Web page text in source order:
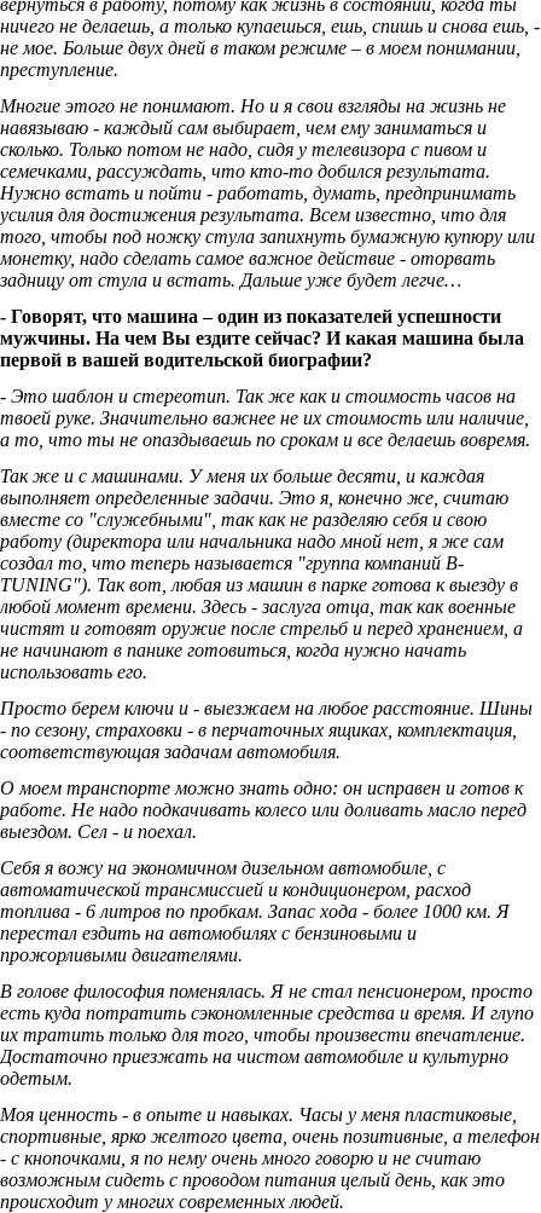
ничего не делаешь, а только купаешься, ешь, спишь и снова ешь, -
не мое. Больше двух дней в таком режиме – в моем понимании,
преступление.
Многие этого не понимают. Но и я свои взгляды на жизнь не
навязываю - каждый сам выбирает, чем ему заниматься и
сколько. Только потом не надо, сидя у телевизора с пивом и
семечками, рассуждать, что кто-то добился результата.
Нужно встать и пойти - работать, думать, предпринимать
усилия для достижения результата. Всем известно, что для
того, чтобы под ножку стула запихнуть бумажную купюру или
монетку, надо сделать самое важное действие - оторвать
задницу от стула и встать. Дальше уже будет легче…
- Говорят, что машина – один из показателей успешности
мужчины. На чем Вы ездите сейчас? И какая машина была
первой в вашей водительской биографии?
- Это шаблон и стереотип. Так же как и стоимость часов на
твоей руке. Значительно важнее не их стоимость или наличие,
а то, что ты не опаздываешь по срокам и все делаешь вовремя.
Так же и с машинами. У меня их больше десяти, и каждая
выполняет определенные задачи. Это я, конечно же, считаю
вместе со "служебными", так как не разделяю себя и свою
работу (директора или начальника надо мной нет, я же сам
создал то, что теперь называется "группа компаний B-
TUNING"). Так вот, любая из машин в парке готова к выезду в
любой момент времени. Здесь - заслуга отца, так как военные
чистят и готовят оружие после стрельб и перед хранением, а
не начинают в панике готовиться, когда нужно начать
использовать его.
Просто берем ключи и - выезжаем на любое расстояние. Шины
- по сезону, страховки - в перчаточных ящиках, комплектация,
соответствующая задачам автомобиля.
О моем транспорте можно знать одно: он исправен и готов к
работе. Не надо подкачивать колесо или доливать масло перед
выездом. Сел - и поехал.
Себя я вожу на экономичном дизельном автомобиле, с
автоматической трансмиссией и кондиционером, расход
топлива - 6 литров по пробкам. Запас хода - более 1000 км. Я
перестал ездить на автомобилях с бензиновыми и
прожорливыми двигателями.
В голове философия поменялась. Я не стал пенсионером, просто
есть куда потратить сэкономленные средства и время. И глупо
их тратить только для того, чтобы произвести впечатление.
Достаточно приезжать на чистом автомобиле и культурно
одетым.
Моя ценность - в опыте и навыках. Часы у меня пластиковые,
спортивные, ярко желтого цвета, очень позитивные, а телефон
- с кнопочками, я по нему очень много говорю и не считаю
возможным сидеть с проводом питания целый день, как это
происходит у многих современных людей.